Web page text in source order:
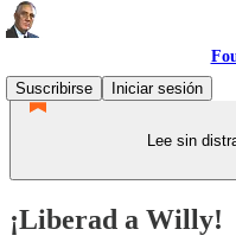
Suscribirse
Iniciar sesión
Lee sin
¡Liberad a Willy!